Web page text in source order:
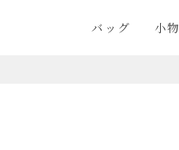
バッグ 小物
〜